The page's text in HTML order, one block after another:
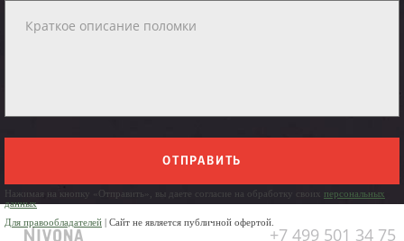
ОТПРАВИТЬ
Нажимая на кнопку «Отправить», вы даете согласие на обработку своих персональных
данных
Для правообладателей | Сайт не является публичной офертой.
+7 499 501 34 75